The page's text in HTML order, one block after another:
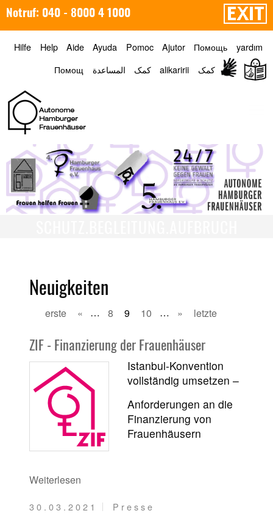
Notruf: 040 - 8000 4 1000
Hilfe Help Aide Ayuda Pomoc Ajutor Помощь
yardım
Помощ
المساعدة کمک alikaririi کمک
Neuigkeiten
erste « … 8 9 10 … » letzte
ZIF - Finanzierung der Frauenhäuser
Istanbul-Konvention
vollständig umsetzen –
Anforderungen an die
Finanzierung von
Frauenhäusern
Weiterlesen
30.03.2021 Presse